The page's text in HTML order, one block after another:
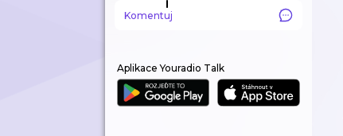
Komentuj
Aplikace Youradio Talk